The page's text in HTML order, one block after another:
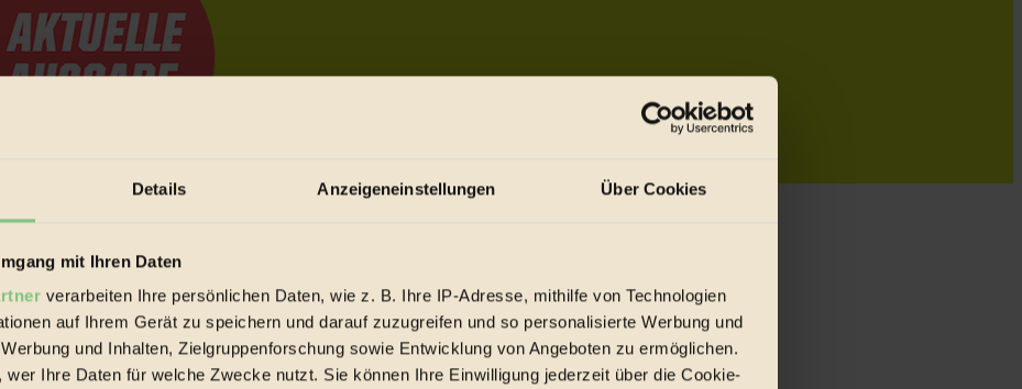
Details Anzeigeneinstellungen Über Cookies
mit Ihren Daten
verarbeiten Ihre persönlichen Daten, wie z. B. Ihre IP-Adresse, mithilfe von Technologien
auf Ihrem Gerät zu speichern und darauf zuzugreifen und so personalisierte Werbung und
und Inhalten, Zielgruppenforschung sowie Entwicklung von Angeboten zu ermöglichen.
wer Ihre Daten für welche Zwecke nutzt. Sie können Ihre Einwilligung jederzeit über die Cookie-
Bewegungen festzuhalten.
vorbeischauen.
inziwschen oft zu Hause.
voll wieder zu dir zurückkommen.